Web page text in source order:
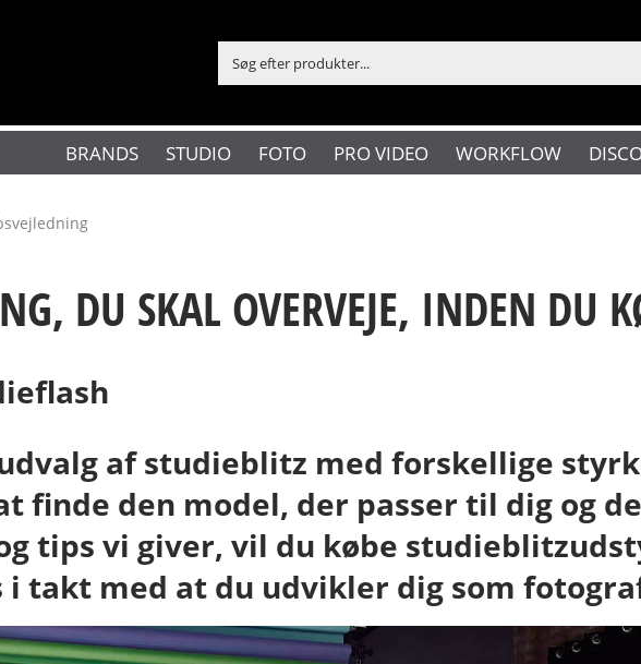
BRANDS STUDIO FOTO PRO VIDEO WORKFLOW
DU SKAL OVERVEJE, INDEN DU
af studieblitz med forskellige
finde den model, der passer til dig og
tips vi giver, vil du købe
i takt med at du udvikler dig som